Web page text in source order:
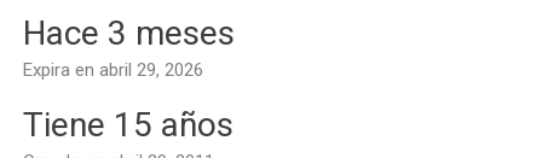
Hace 3 meses
Expira en abril 29, 2026
Tiene 15 años